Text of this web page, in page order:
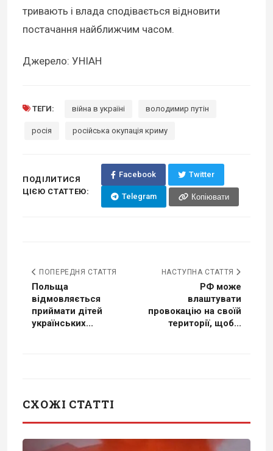
тривають і влада сподівається відновити
постачання найближчим часом.
Джерело: УНІАН
ТЕГИ: війна в україні володимир путін
росія російська окупація криму
ПОДІЛИТИСЯ
ЦІЄЮ СТАТТЕЮ:
Facebook Twitter
Telegram Копіювати
ПОПЕРЕДНЯ СТАТТЯ
Польща
відмовляється
приймати дітей
українських...
НАСТУПНА СТАТТЯ
РФ може
влаштувати
провокацію на своїй
території, щоб...
СХОЖІ СТАТТІ